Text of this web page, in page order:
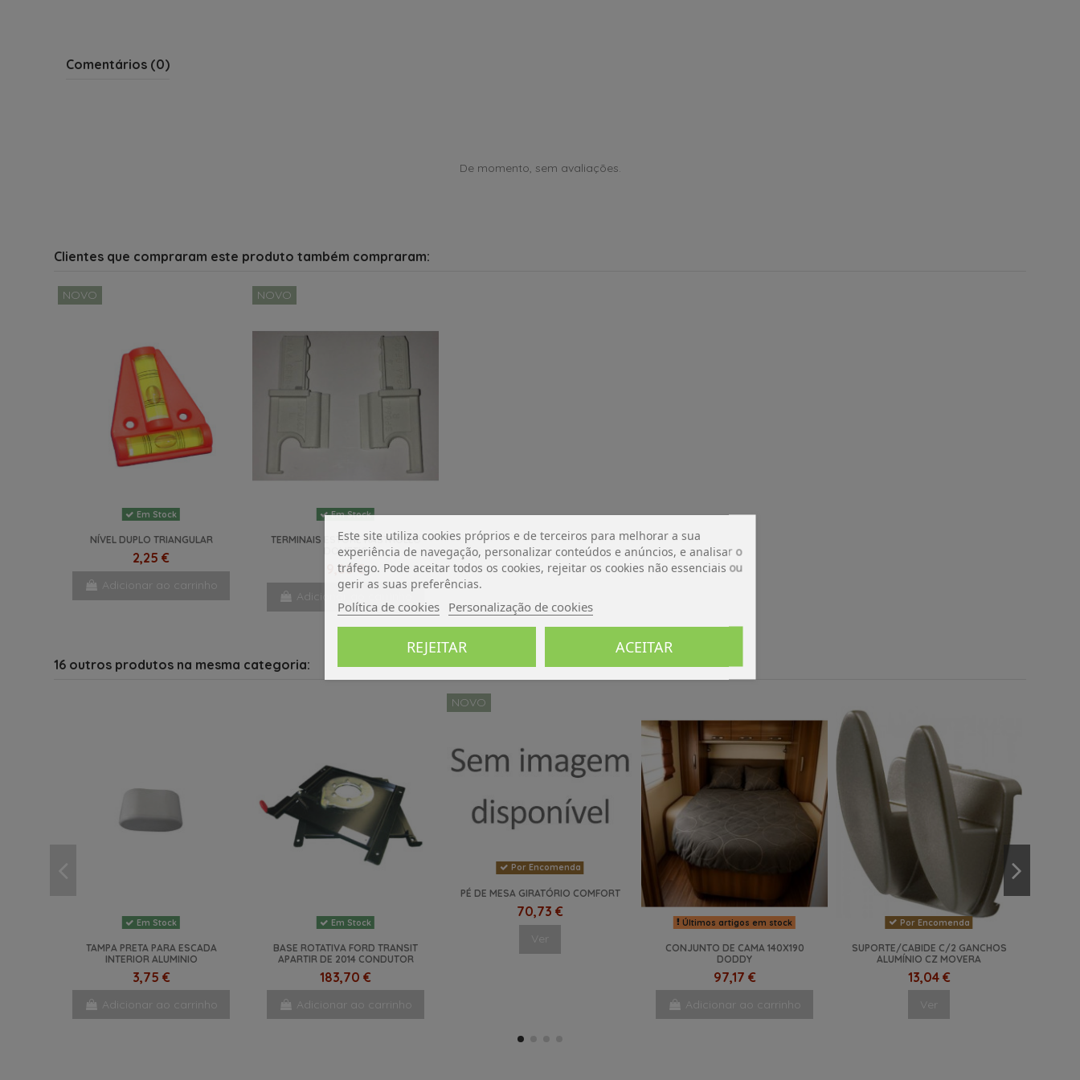
Comentários (0)
De momento, sem avaliações.
Clientes que compraram este produto também compraram:
NOVO
Em Stock
NÍVEL DUPLO TRIANGULAR
2,25 €
Adicionar ao carrinho
NOVO
Em Stock
TERMINAIS ESTORE RASTROLLO
DOMETIC
9,85 €
Adicionar ao carrinho
16 outros produtos na mesma categoria:
Em Stock
TAMPA PRETA PARA ESCADA
INTERIOR ALUMINIO
3,75 €
Adicionar ao carrinho
Em Stock
BASE ROTATIVA FORD TRANSIT
APARTIR DE 2014 CONDUTOR
183,70 €
Adicionar ao carrinho
NOVO
Por Encomenda
PÉ DE MESA GIRATÓRIO COMFORT
70,73 €
Ver
Últimos artigos em stock
CONJUNTO DE CAMA 140X190
DODDY
97,17 €
Adicionar ao carrinho
Por Encomenda
SUPORTE/CABIDE C/2 GANCHOS
ALUMÍNIO CZ MOVERA
13,04 €
Ver
Este site utiliza cookies próprios e de terceiros para melhorar a sua
experiência de navegação, personalizar conteúdos e anúncios, e analisar o
tráfego. Pode aceitar todos os cookies, rejeitar os cookies não essenciais ou
gerir as suas preferências.
Política de cookies Personalização de cookies
REJEITAR ACEITAR